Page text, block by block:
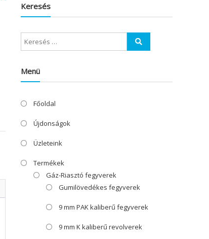
Keresés
Menü
Főoldal
Újdonságok
Üzleteink
Termékek
Gáz-Riasztó fegyverek
Gumilövedékes fegyverek
9 mm PAK kaliberű fegyverek
9 mm K kaliberű revolverek